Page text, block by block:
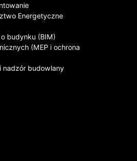
Energetyczne
budynku (BIM)
(MEP i ochrona
nadzór budowlany